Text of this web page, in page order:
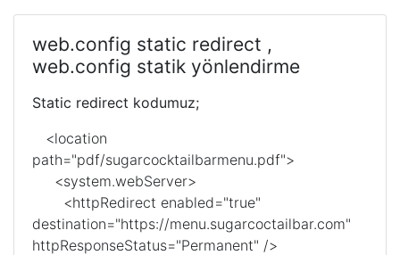
web.config static redirect ,
web.config statik yönlendirme
Static redirect kodumuz;
<location
path="pdf/sugarcocktailbarmenu.pdf">
<system.webServer>
<httpRedirect enabled="true"
destination="https://menu.sugarcoctailbar.com"
httpResponseStatus="Permanent" />